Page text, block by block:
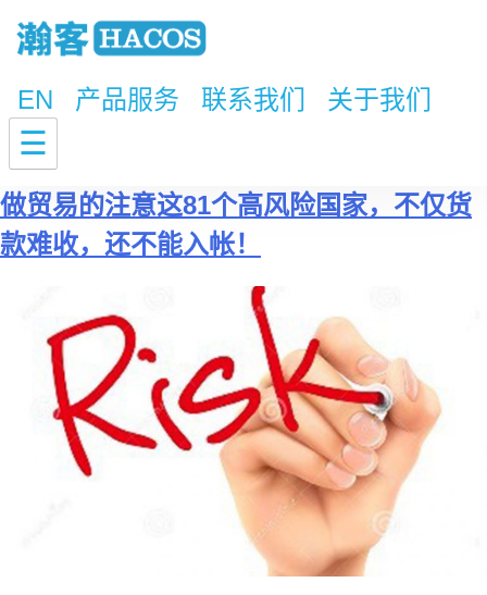
EN 产品服务 联系我们 关于我们
☰
标签：
做贸易的注意这81个高风险国家，不仅货
款难收，还不能入帐！